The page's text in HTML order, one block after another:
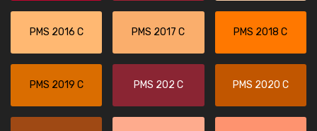
PMS 2016 C PMS 2017 C PMS 2018 C
PMS 2019 C PMS 202 C PMS 2020 C